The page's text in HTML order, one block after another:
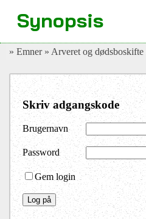
» Emner » Arveret og dødsboskifte
Skriv adgangskode
Brugernavn
Password
Gem login
Synopsis